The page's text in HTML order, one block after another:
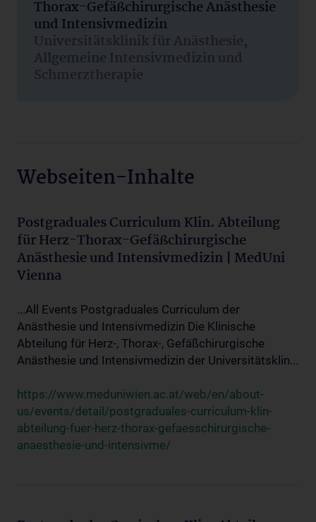
Thorax-Gefäßchirurgische Anästhesie
und Intensivmedizin
Universitätsklinik für Anästhesie,
Allgemeine Intensivmedizin und
Schmerztherapie
Webseiten-Inhalte
Postgraduales Curriculum Klin. Abteilung
für Herz-Thorax-Gefäßchirurgische
Anästhesie und Intensivmedizin | MedUni
Vienna
...All Events Postgraduales Curriculum der
Anästhesie und Intensivmedizin Die Klinische
Abteilung für Herz-, Thorax-, Gefäßchirurgische
Anästhesie und Intensivmedizin der Universitätsklin...
https://www.meduniwien.ac.at/web/en/about-
us/events/detail/postgraduales-curriculum-klin-
abteilung-fuer-herz-thorax-gefaesschirurgische-
anaesthesie-und-intensivme/